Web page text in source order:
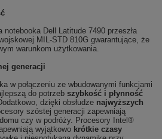
notebooka Dell Latitude 7490 przeszła
MIL-STD 810G gwarantujące, że
warunkom użytkowania.
generacji
w połączeniu ze wbudowanymi funkcjami
do potrzeb szybkość i płynność
dzięki obsłudze najwyższych
szóstej generacji zapewniają
czy w podróży. Procesory Intel®
wyjątkowo krótkie czasy